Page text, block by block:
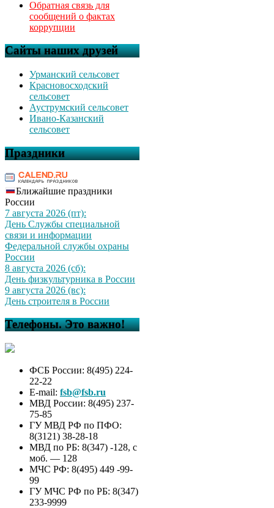
Обратная связь для
сообщений о фактах
коррупции
Сайты наших друзей
Урманский сельсовет
Красновосходский
сельсовет
Ауструмский сельсовет
Ивано-Казанский
сельсовет
Праздники
Ближайшие праздники
России
7 августа 2026 (пт):
День Службы специальной
связи и информации
Федеральной службы охраны
России
8 августа 2026 (сб):
День физкультурника в России
9 августа 2026 (вс):
День строителя в России
Телефоны. Это важно!
ФСБ России: 8(495) 224-
22-22
E-mail: fsb@fsb.ru
МВД России: 8(495) 237-
75-85
ГУ МВД РФ по ПФО:
8(3121) 38-28-18
МВД по РБ: 8(347) -128, с
моб. — 128
МЧС РФ: 8(495) 449 -99-
99
ГУ МЧС РФ по РБ: 8(347)
233-9999